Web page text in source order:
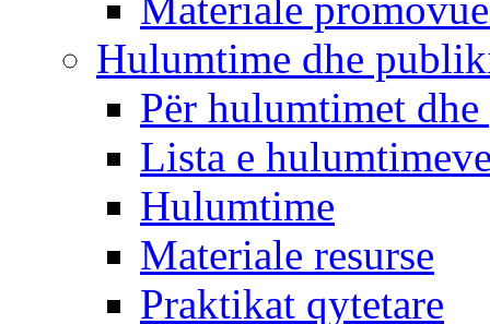
Hulumtime dhe
Për hulumtimet
Lista e
Hulumtime
Materiale resurse
Praktikat qytetare